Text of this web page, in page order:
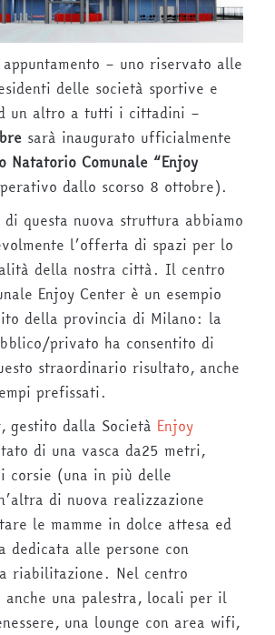
appuntamento – uno riservato alle
delle società sportive e
un altro a tutti i cittadini –
sarà inaugurato ufficialmente
Natatorio Comunale “Enjoy
dallo scorso 8 ottobre).
di questa nuova struttura abbiamo
l’offerta di spazi per lo
della nostra città. Il centro
Enjoy Center è un esempio
della provincia di Milano: la
privato ha consentito di
straordinario risultato, anche
prefissati.
gestito dalla Società Enjoy
di una vasca da25 metri,
corsie (una in più delle
di nuova realizzazione
le mamme in dolce attesa ed
dedicata alle persone con
riabilitazione. Nel centro
anche una palestra, locali per il
una lounge con area wifi,